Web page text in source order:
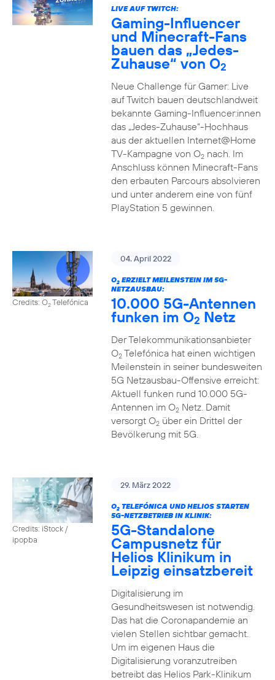
LIVE AUF TWITCH:
Gaming-Influencer
und Minecraft-Fans
bauen das „Jedes-
Zuhause“ von O2
Neue Challenge für Gamer: Live
auf Twitch bauen deutschlandweit
bekannte Gaming-Influencer:innen
das „Jedes-Zuhause“-Hochhaus
aus der aktuellen Internet@Home
TV-Kampagne von O2nach. Im
Anschluss können Minecraft-Fans
den erbauten Parcours absolvieren
und unter anderem eine von fünf
PlayStation 5 gewinnen.
Credits: O2Telefónica
04. April 2022
O2ERZIELT MEILENSTEIN IM 5G-
NETZAUSBAU:
10.000 5G-Antennen
funken im O2 Netz
Der Telekommunikationsanbieter
O2Telefónica hat einen wichtigen
Meilenstein in seiner bundesweiten
5G Netzausbau-Offensive erreicht:
Aktuell funken rund 10.000 5G-
Antennen im O2Netz. Damit
versorgt O2über ein Drittel der
Bevölkerung mit 5G.
Credits: iStock /
ipopba
29. März 2022
O2TELEFÓNICA UND HELIOS STARTEN
5G-NETZBETRIEB IN KLINIK:
5G-Standalone
Campusnetz für
Helios Klinikum in
Leipzig einsatzbereit
Digitalisierung im
Gesundheitswesen ist notwendig.
Das hat die Coronapandemie an
vielen Stellen sichtbar gemacht.
Um im eigenen Haus die
Digitalisierung voranzutreiben
betreibt das Helios Park-Klinikum